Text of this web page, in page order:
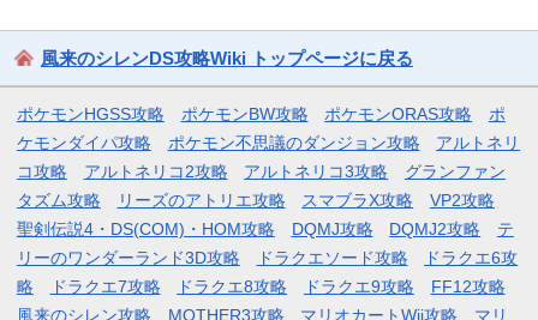
風来のシレンDS攻略Wiki トップページに戻る
ポケモンHGSS攻略 ポケモンBW攻略 ポケモンORAS攻略
ポ
ケモンダイパ攻略
ポケモン不思議のダンジョン攻略
アルトネリ
コ攻略
アルトネリコ2攻略 アルトネリコ3攻略
グランファン
タズム攻略
リーズのアトリエ攻略 スマブラX攻略
VP2攻略
聖剣伝説4・DS(COM)・HOM攻略
DQMJ攻略 DQMJ2攻略
テ
リーのワンダーランド3D攻略
ドラクエソード攻略
ドラクエ6攻
略
ドラクエ7攻略 ドラクエ8攻略 ドラクエ9攻略
FF12攻略
風来のシレン攻略
MOTHER3攻略 マリオカートWii攻略 マリ